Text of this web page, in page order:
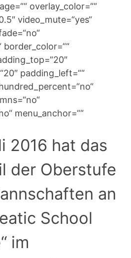
overlay_color=““
video_mute=“yes“
border_color=““
padding_left=““
menu_anchor=““
2016 hat das
der Oberstufe
an
School
im